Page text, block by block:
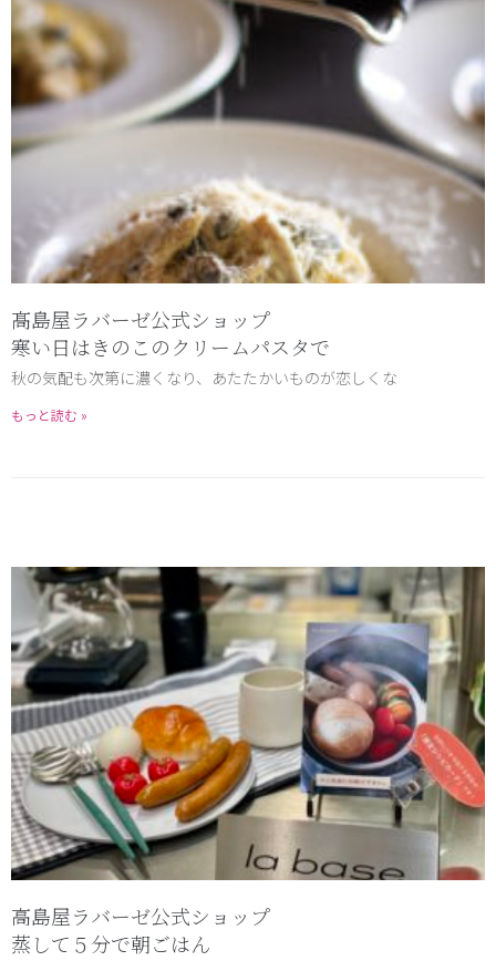
髙島屋ラバーゼ公式ショップ
寒い日はきのこのクリームパスタで
秋の気配も次第に濃くなり、あたたかいものが恋しくな
もっと読む »
高島屋ラバーゼ公式ショップ
蒸して５分で朝ごはん